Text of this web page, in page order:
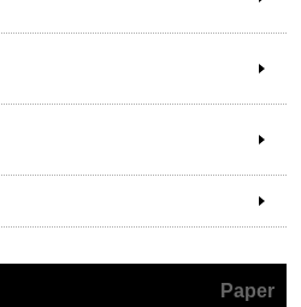
Paper